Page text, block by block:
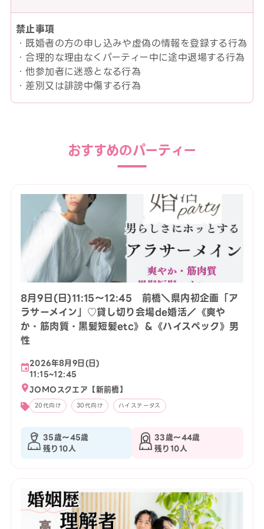
禁止事項
・既婚者の方の申し込みや虚偽の情報を登録する行為
・合理的な理由なくパーティー中に途中退場する行為
・他参加者に迷惑となる行為
・差別又は誹謗中傷する行為
おすすめのパーティー
8月9日(日)11:15〜12:45 前橋＼県内初企画「ア
ラサーメイン」♡貸し切り会場de婚活／《爽や
か・筋肉質・黒髪短髪etc》＆《ハイスペック》男
性
2026年8月9日(日)
11:15~12:45
JOMOスクエア【新前橋】
20代向け 30代向け ハイステータス
35歳〜45歳
残り10人
33歳〜44歳
残り10人